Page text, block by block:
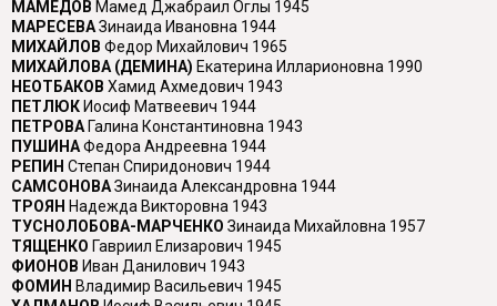
МАМЕДОВ Мамед Джабраил Оглы 1945
МАРЕСЕВАЗинаида Ивановна 1944
МИХАЙЛОВ Федор Михайлович 1965
МИХАЙЛОВА (ДЕМИНА) Екатерина Илларионовна 1990
НЕОТБАКОВ Хамид Ахмедович 1943
ПЕТЛЮК Иосиф Матвеевич 1944
ПЕТРОВАГалина Константиновна 1943
ПУШИНАФедора Андреевна 1944
РЕПИН Степан Спиридонович 1944
САМСОНОВАЗинаида Александровна 1944
ТРОЯН Надежда Викторовна 1943
ТУСНОЛОБОВА-МАРЧЕНКО Зинаида Михайловна 1957
ТЯЩЕНКО Гавриил Елизарович 1945
ФИОНОВ Иван Данилович 1943
ФОМИН Владимир Васильевич 1945